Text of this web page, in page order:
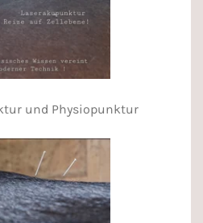
und Physiopunktur